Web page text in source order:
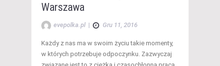
Warszawa
evepolka.pl | Gru 11, 2016
Każdy z nas ma w swoim życiu takie momenty,
w których potrzebuje odpoczynku. Zazwyczaj